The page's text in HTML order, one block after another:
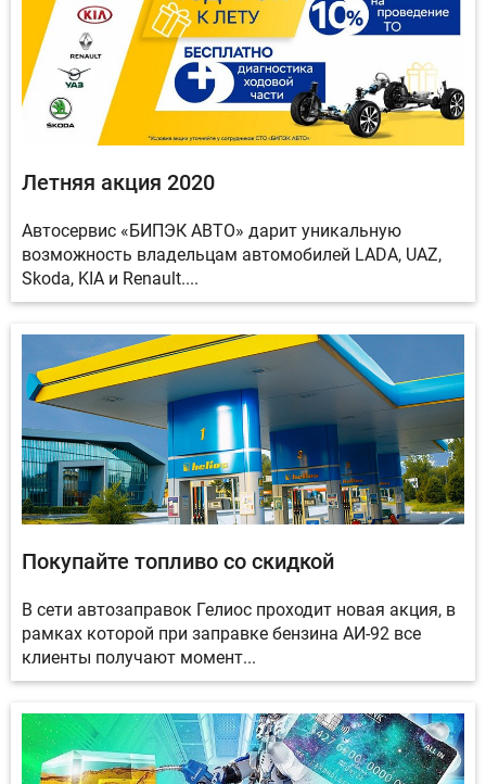
Летняя акция 2020
Автосервис «БИПЭК АВТО» дарит уникальную
возможность владельцам автомобилей LADA, UAZ,
Skoda, KIA и Renault....
Покупайте топливо со скидкой
В сети автозаправок Гелиос проходит новая акция, в
рамках которой при заправке бензина АИ-92 все
клиенты получают момент...